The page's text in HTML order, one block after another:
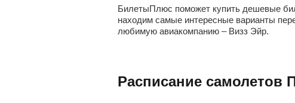
БилетыПлюс поможет купить дешевые
находим самые интересные варианты
любимую авиакомпанию – Визз Эйр.
Расписание самолетов